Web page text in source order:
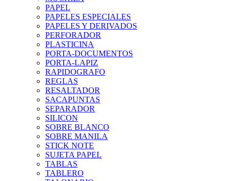
PAPEL
PAPELES ESPECIALES
PAPELES Y DERIVADOS
PERFORADOR
PLASTICINA
PORTA-DOCUMENTOS
PORTA-LAPIZ
RAPIDOGRAFO
REGLAS
RESALTADOR
SACAPUNTAS
SEPARADOR
SILICON
SOBRE BLANCO
SOBRE MANILA
STICK NOTE
SUJETA PAPEL
TABLAS
TABLERO